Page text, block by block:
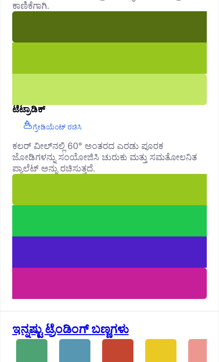
ಕಾಣಿಕೆಗಾಗಿ.
ಟೆಟ್ರಾಡಿಕ್
ಗ್ರೇಡಿಯೆಂಟ್ ರಚಿಸಿ
ಕಲರ್ ವೀಲ್‌ನಲ್ಲಿ 60° ಅಂತರದ ಎರಡು ಪೂರಕ
ಜೋಡಿಗಳನ್ನು ಸಂಯೋಜಿಸಿ ಚುರುಕು ಮತ್ತು ಸಮತೋಲನಿತ
ಪ್ಯಾಲೆಟ್ ಅನ್ನು ರಚಿಸುತ್ತದೆ.
ಇನ್ನಷ್ಟು ಟ್ರೆಂಡಿಂಗ್ ಬಣ್ಣಗಳು